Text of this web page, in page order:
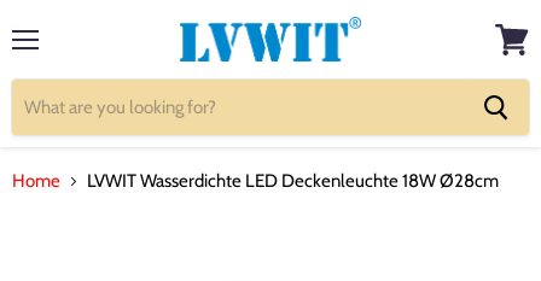
cart
Home LVWIT Wasserdichte LED Deckenleuchte 18W Ø28cm